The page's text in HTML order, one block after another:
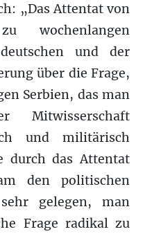
„Das Attentat von
wochenlangen
und der
über die Frage,
Serbien, das man
Mitwisserschaft
und militärisch
durch das Attentat
den politischen
gelegen, man
Frage radikal zu